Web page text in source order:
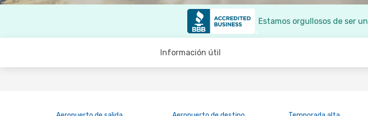
Estamos orgullosos de ser un
Información útil